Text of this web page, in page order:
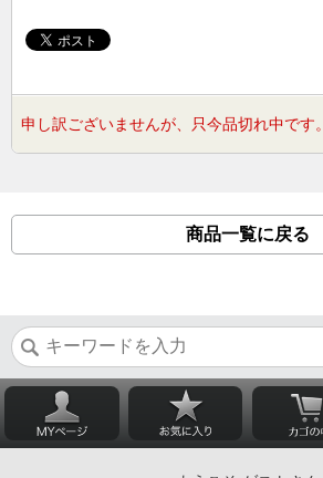
申し訳ございませんが、只今品切れ中です。
商品一覧に戻る